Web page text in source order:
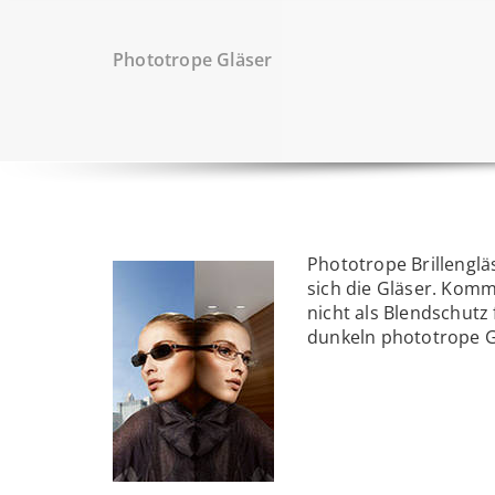
Phototrope Gläser
Phototrope
sich die Gläser.
nicht als
dunkeln phototrope